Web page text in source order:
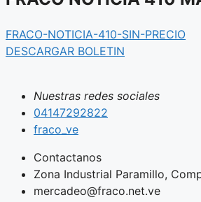
FRACO-NOTICIA-410-SIN-PRECIO
DESCARGAR BOLETIN
Nuestras redes sociales
04147292822
fraco_ve
Contactanos
Zona Industrial Paramillo,
mercadeo@fraco.net.ve